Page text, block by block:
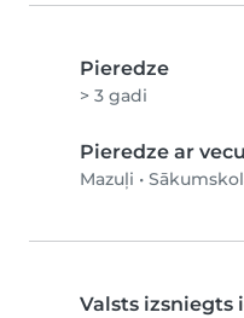
Pieredze
> 3 gadi
Pieredze ar
Mazuļi •
Valsts